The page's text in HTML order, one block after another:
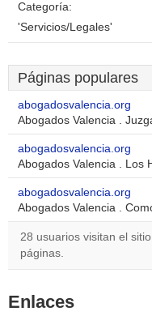
Categoría:
'Servicios/Legales'
Páginas populares
abogadosvalencia.org
Abogados Valencia .
abogadosvalencia.org
Abogados Valencia . Los
abogadosvalencia.org
Abogados Valencia .
28 usuarios visitan el
páginas.
Enlaces